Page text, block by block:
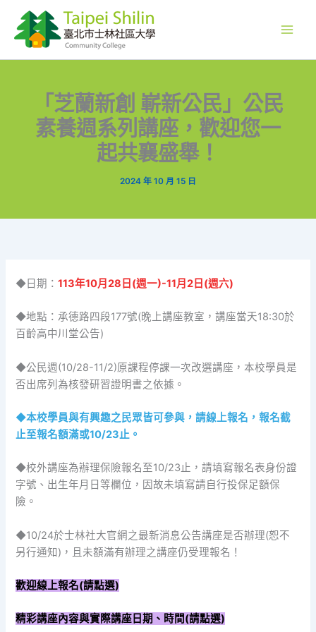
要
「芝蘭新創 嶄新公民」公民
素養週系列講座，歡迎您一
起共襄盛舉！
2024 年 10 月 15 日
◆日期：113年10月28日(週一)-11月2日(週六)
◆地點：承德路四段177號(晚上講座教室，講座當天18:30於
百齡高中川堂公告)
◆公民週(10/28-11/2)原課程停課一次改選講座，本校學員是
否出席列為核發研習證明書之依據。
◆本校學員與有興趣之民眾皆可參與，請線上報名，報名截
止至報名額滿或10/23止。
◆校外講座為辦理保險報名至10/23止，請填寫報名表身份證
字號、出生年月日等欄位，因故未填寫請自行投保足額保
險。
◆10/24於士林社大官網之最新消息公告講座是否辦理(恕不
另行通知)，且未額滿有辦理之講座仍受理報名！
歡迎線上報名(請點選)
精彩講座內容與實際講座日期、時間(請點選)